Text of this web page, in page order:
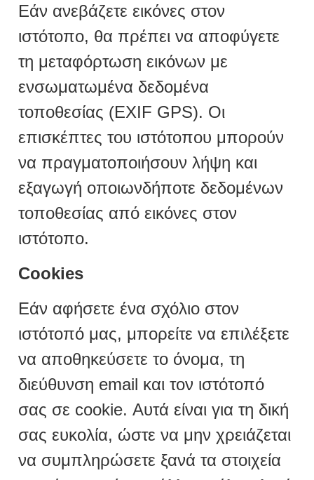
Εάν ανεβάζετε εικόνες στον
ιστότοπο, θα πρέπει να αποφύγετε
τη μεταφόρτωση εικόνων με
ενσωματωμένα δεδομένα
τοποθεσίας (EXIF GPS). Οι
επισκέπτες του ιστότοπου μπορούν
να πραγματοποιήσουν λήψη και
εξαγωγή οποιωνδήποτε δεδομένων
τοποθεσίας από εικόνες στον
ιστότοπο.
Cookies
Εάν αφήσετε ένα σχόλιο στον
ιστότοπό μας, μπορείτε να επιλέξετε
να αποθηκεύσετε το όνομα, τη
διεύθυνση email και τον ιστότοπό
σας σε cookie. Αυτά είναι για τη δική
σας ευκολία, ώστε να μην χρειάζεται
να συμπληρώσετε ξανά τα στοιχεία